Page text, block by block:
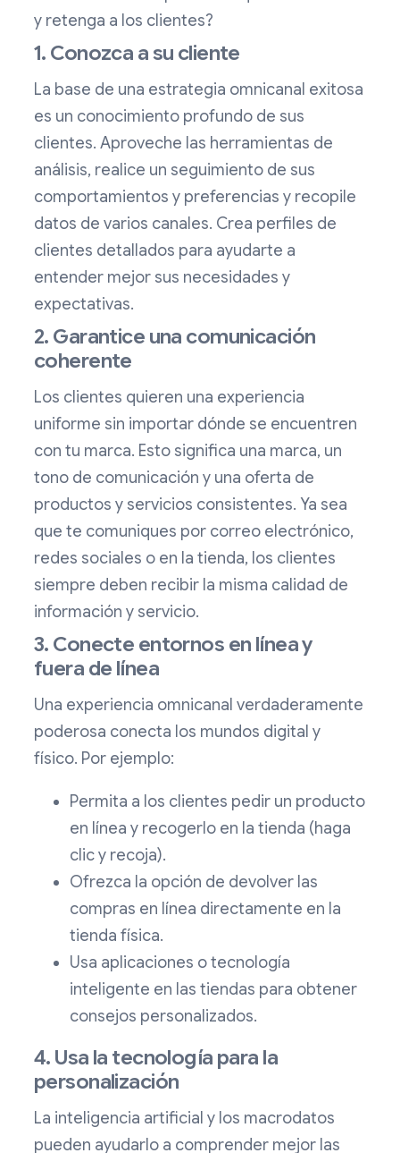
y retenga a los clientes?
1. Conozca a su cliente
La base de una estrategia omnicanal exitosa
es un conocimiento profundo de sus
clientes. Aproveche las herramientas de
análisis, realice un seguimiento de sus
comportamientos y preferencias y recopile
datos de varios canales. Crea perfiles de
clientes detallados para ayudarte a
entender mejor sus necesidades y
expectativas.
2. Garantice una comunicación
coherente
Los clientes quieren una experiencia
uniforme sin importar dónde se encuentren
con tu marca. Esto significa una marca, un
tono de comunicación y una oferta de
productos y servicios consistentes. Ya sea
que te comuniques por correo electrónico,
redes sociales o en la tienda, los clientes
siempre deben recibir la misma calidad de
información y servicio.
3. Conecte entornos en línea y
fuera de línea
Una experiencia omnicanal verdaderamente
poderosa conecta los mundos digital y
físico. Por ejemplo:
Permita a los clientes pedir un producto
en línea y recogerlo en la tienda (haga
clic y recoja).
Ofrezca la opción de devolver las
compras en línea directamente en la
tienda física.
Usa aplicaciones o tecnología
inteligente en las tiendas para obtener
consejos personalizados.
4. Usa la tecnología para la
personalización
La inteligencia artificial y los macrodatos
pueden ayudarlo a comprender mejor las